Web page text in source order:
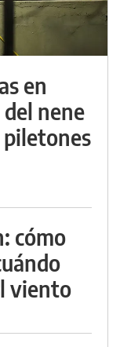
en
del nene
cómo
viento